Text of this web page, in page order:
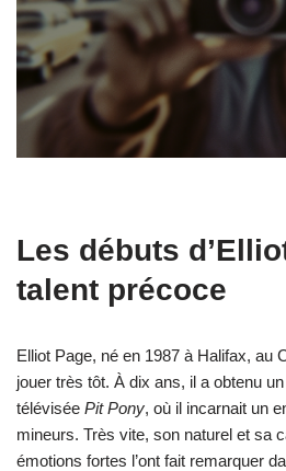
Les débuts
talent précoce
Elliot Page, né en 1987 à Halifax, au
jouer très tôt. À dix ans, il a obtenu
télévisée Pit Pony, où il incarnait un
mineurs. Très vite, son naturel et sa
émotions fortes l’ont fait remarquer